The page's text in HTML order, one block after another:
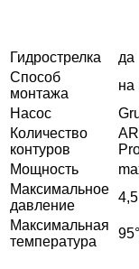
Гидрострелка
да
Способ
монтажа
на
Насос
Количество
контуров
Мощность
Максимальное
давление
Максимальная
температура